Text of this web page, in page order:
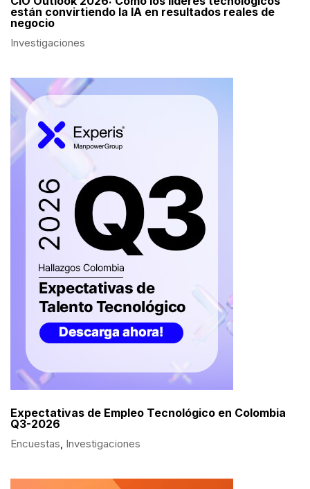
están convirtiendo la IA en resultados reales de
negocio
Investigaciones
Expectativas de Empleo Tecnológico en Colombia
Q3-2026
Encuestas, Investigaciones